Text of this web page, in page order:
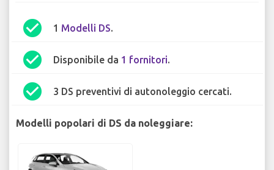
check_circle 1 Modelli DS.
check_circle Disponibile da 1 fornitori.
check_circle 3 DS preventivi di autonoleggio cercati.
Modelli popolari di DS da noleggiare: